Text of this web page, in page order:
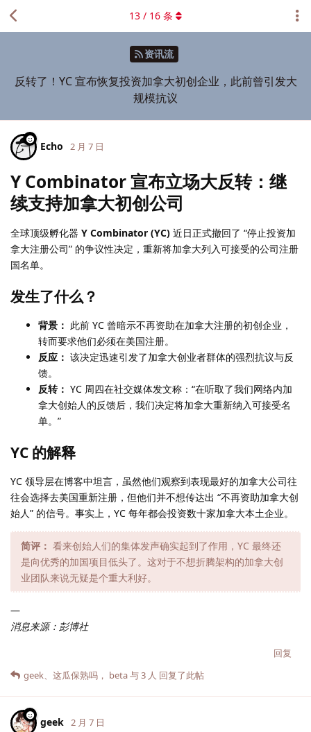
资讯流
反转了！YC 宣布恢复投资加拿大初创企业，此前曾引发大
规模抗议
13 / 16 条
Echo 2 月 7 日
Y Combinator 宣布立场大反转：继
续支持加拿大初创公司
全球顶级孵化器 Y Combinator (YC) 近日正式撤回了 “停止投资加
拿大注册公司” 的争议性决定，重新将加拿大列入可接受的公司注册
国名单。
发生了什么？
背景： 此前 YC 曾暗示不再资助在加拿大注册的初创企业，
转而要求他们必须在美国注册。
反应： 该决定迅速引发了加拿大创业者群体的强烈抗议与反
馈。
反转： YC 周四在社交媒体发文称：“在听取了我们网络内加
拿大创始人的反馈后，我们决定将加拿大重新纳入可接受名
单。”
YC 的解释
YC 领导层在博客中坦言，虽然他们观察到表现最好的加拿大公司往
往会选择去美国重新注册，但他们并不想传达出 “不再资助加拿大创
始人” 的信号。事实上，YC 每年都会投资数十家加拿大本土企业。
简评： 看来创始人们的集体发声确实起到了作用，YC 最终还
是向优秀的加国项目低头了。这对于不想折腾架构的加拿大创
业团队来说无疑是个重大利好。
—
消息来源：彭博社
回复
geek、 这瓜保熟吗 ， beta与3 人 回复了此帖
geek 2 月 7 日